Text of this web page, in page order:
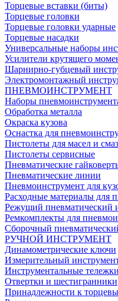
Торцевые вставки (биты)
Торцевые головки
Торцевые головки ударные
Торцевые насадки
Универсальные наборы
Усилители крутящего
Шарнирно-губцевый
Электромонтажный
ПНЕВМОИНСТРУМЕНТ
Наборы
Обработка металла
Окраска кузова
Оснастка для
Пистолеты для масел и
Пистолеты сервисные
Пневматические
Пневматические линии
Пневмоинструмент для
Расходные материалы для
Режущий пневматический
Ремкомплекты для
Сборочный
РУЧНОЙ ИНСТРУМЕНТ
Динамометрические ключи
Измерительный
Инструментальные
Отвертки и шестигранники
Принадлежности к